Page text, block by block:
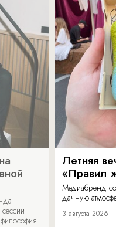
Летняя
«Правил
Медиабренд
дачную
3 августа 2026